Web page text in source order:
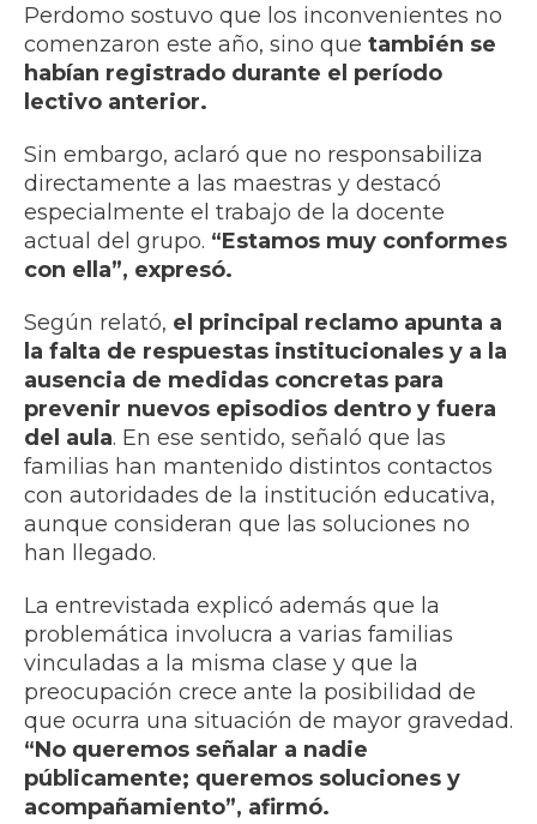
Perdomo sostuvo que los inconvenientes no
comenzaron este año, sino que también se
habían registrado durante el período
lectivo anterior.
Sin embargo, aclaró que no responsabiliza
directamente a las maestras y destacó
especialmente el trabajo de la docente
actual del grupo. “Estamos muy conformes
con ella”, expresó.
Según relató, el principal reclamo apunta a
la falta de respuestas institucionales y a la
ausencia de medidas concretas para
prevenir nuevos episodios dentro y fuera
del aula. En ese sentido, señaló que las
familias han mantenido distintos contactos
con autoridades de la institución educativa,
aunque consideran que las soluciones no
han llegado.
La entrevistada explicó además que la
problemática involucra a varias familias
vinculadas a la misma clase y que la
preocupación crece ante la posibilidad de
que ocurra una situación de mayor gravedad.
“No queremos señalar a nadie
públicamente; queremos soluciones y
acompañamiento”, afirmó.